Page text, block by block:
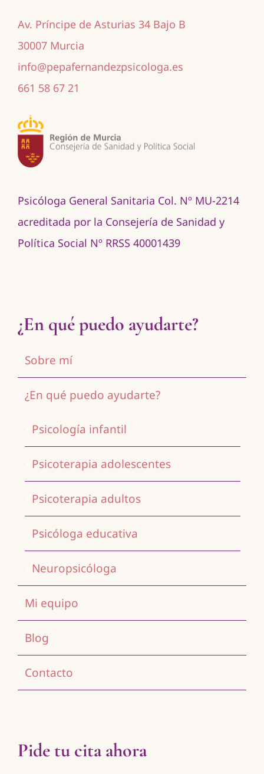
Av. Príncipe de Asturias 34 Bajo B
30007 Murcia
info@pepafernandezpsicologa.es
661 58 67 21
Psicóloga General Sanitaria Col. Nº MU-2214
acreditada por la Consejería de Sanidad y
Política Social Nº RRSS 40001439
¿En qué puedo ayudarte?
Sobre mí
¿En qué puedo ayudarte?
Psicología infantil
Psicoterapia adolescentes
Psicoterapia adultos
Psicóloga educativa
Neuropsicóloga
Mi equipo
Blog
Contacto
Pide tu cita ahora